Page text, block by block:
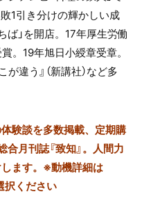
1引き分けの輝かしい成
ば」を開店。17年厚生労働
。19年旭日小綬章受章。
違う』（新講社）など多
験談を多数掲載、定期購
月刊誌『致知』。人間力
ます。※動機詳細は
択ください